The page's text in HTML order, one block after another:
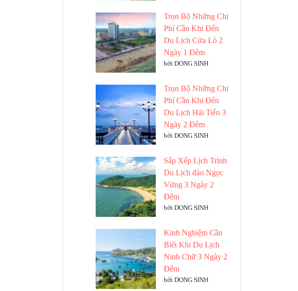
Trọn Bộ Những Chi
Phí Cần Khi Đến
Du Lịch Cửa Lò 2
Ngày 1 Đêm
bởi DONG SINH
Trọn Bộ Những Chi
Phí Cần Khi Đến
Du Lịch Hải Tiến 3
Ngày 2 Đêm
bởi DONG SINH
Sắp Xếp Lịch Trình
Du Lịch đảo Ngọc
Vừng 3 Ngày 2
Đêm
bởi DONG SINH
Kinh Nghiệm Cần
Biết Khi Du Lịch
Ninh Chữ 3 Ngày 2
Đêm
bởi DONG SINH